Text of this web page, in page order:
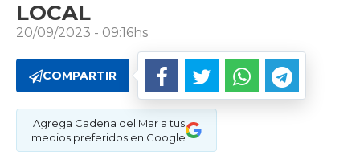
LOCAL
20/09/2023 - 09:16hs
COMPARTIR
Agrega Cadena del Mar a tus
medios preferidos en Google